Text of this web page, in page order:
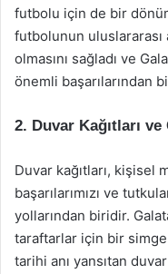
futbolu için de bir
futbolunun uluslararası
olmasını sağladı ve
önemli başarılarından
2. Duvar Kağıtları
Duvar kağıtları, kişisel
başarılarımızı ve
yollarından biridir.
taraftarlar için bir
tarihi anı yansıtan